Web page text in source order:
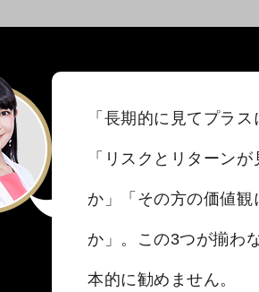
「長期的に見てプラ
「リスクとリターン
か」「その方の価値観
か」。この3つが揃わ
本的に勧めません。